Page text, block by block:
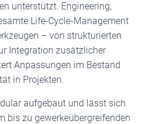
unterstützt. Engineering,
Life-Cycle-Management
– von strukturierten
Integration zusätzlicher
Anpassungen im Bestand
in Projekten.
aufgebaut und lässt sich
bis zu gewerkeübergreifenden